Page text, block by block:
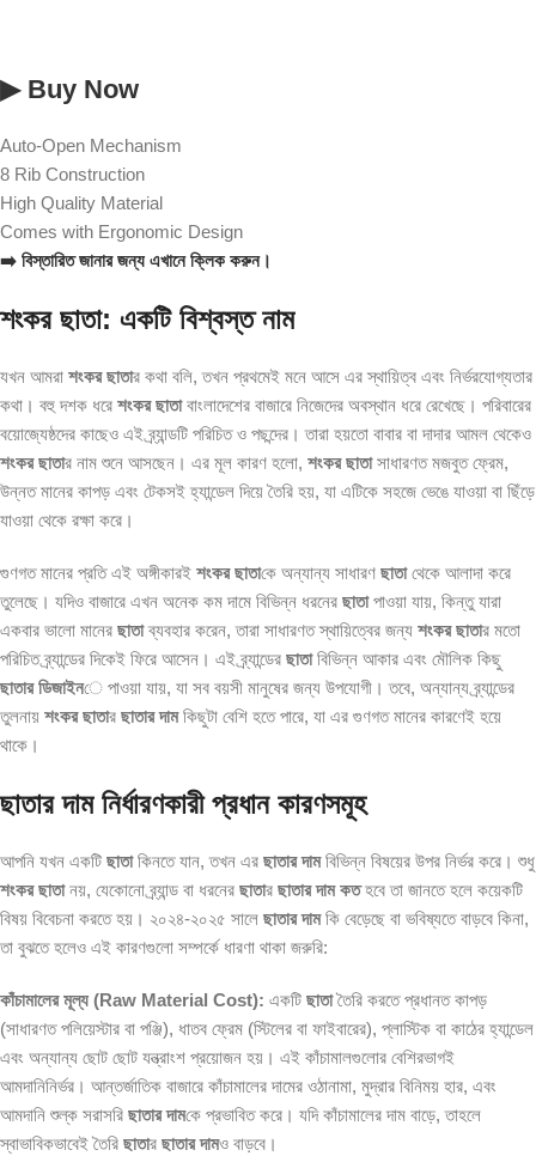
▶ Buy Now
Auto-Open Mechanism
8 Rib Construction
High Quality Material
Comes with Ergonomic Design
➡️ বিস্তারিত জানার জন্য এখানে ক্লিক করুন।
শংকর ছাতা: একটি বিশ্বস্ত নাম
যখন আমরা শংকর ছাতার কথা বলি, তখন প্রথমেই মনে আসে এর স্থায়িত্ব এবং নির্ভরযোগ্যতার
কথা। বহু দশক ধরে শংকর ছাতাবাংলাদেশের বাজারে নিজেদের অবস্থান ধরে রেখেছে। পরিবারের
বয়োজ্যেষ্ঠদের কাছেও এই ব্র্যান্ডটি পরিচিত ও পছন্দের। তারা হয়তো বাবার বা দাদার আমল থেকেও
শংকর ছাতার নাম শুনে আসছেন। এর মূল কারণ হলো, শংকর ছাতাসাধারণত মজবুত ফ্রেম,
উন্নত মানের কাপড় এবং টেকসই হ্যান্ডেল দিয়ে তৈরি হয়, যা এটিকে সহজে ভেঙে যাওয়া বা ছিঁড়ে
যাওয়া থেকে রক্ষা করে।
গুণগত মানের প্রতি এই অঙ্গীকারই শংকর ছাতাকে অন্যান্য সাধারণ ছাতাথেকে আলাদা করে
তুলেছে। যদিও বাজারে এখন অনেক কম দামে বিভিন্ন ধরনের ছাতাপাওয়া যায়, কিন্তু যারা
একবার ভালো মানের ছাতাব্যবহার করেন, তারা সাধারণত স্থায়িত্বের জন্য শংকর ছাতার মতো
পরিচিত ব্র্যান্ডের দিকেই ফিরে আসেন। এই ব্র্যান্ডের ছাতাবিভিন্ন আকার এবং মৌলিক কিছু
ছাতার ডিজাইনে পাওয়া যায়, যা সব বয়সী মানুষের জন্য উপযোগী। তবে, অন্যান্য ব্র্যান্ডের
তুলনায় শংকর ছাতার ছাতার দামকিছুটা বেশি হতে পারে, যা এর গুণগত মানের কারণেই হয়ে
থাকে।
ছাতার দাম নির্ধারণকারী প্রধান কারণসমূহ
আপনি যখন একটি ছাতাকিনতে যান, তখন এর ছাতার দামবিভিন্ন বিষয়ের উপর নির্ভর করে। শুধু
শংকর ছাতানয়, যেকোনো ব্র্যান্ড বা ধরনের ছাতার ছাতার দাম কতহবে তা জানতে হলে কয়েকটি
বিষয় বিবেচনা করতে হয়। ২০২৪-২০২৫ সালে ছাতার দামকি বেড়েছে বা ভবিষ্যতে বাড়বে কিনা,
তা বুঝতে হলেও এই কারণগুলো সম্পর্কে ধারণা থাকা জরুরি:
কাঁচামালের মূল্য (Raw Material Cost): একটি ছাতাতৈরি করতে প্রধানত কাপড়
(সাধারণত পলিয়েস্টার বা পঞ্জি), ধাতব ফ্রেম (স্টিলের বা ফাইবারের), প্লাস্টিক বা কাঠের হ্যান্ডেল
এবং অন্যান্য ছোট ছোট যন্ত্রাংশ প্রয়োজন হয়। এই কাঁচামালগুলোর বেশিরভাগই
আমদানিনির্ভর। আন্তর্জাতিক বাজারে কাঁচামালের দামের ওঠানামা, মুদ্রার বিনিময় হার, এবং
আমদানি শুল্ক সরাসরি ছাতার দামকে প্রভাবিত করে। যদি কাঁচামালের দাম বাড়ে, তাহলে
স্বাভাবিকভাবেই তৈরি ছাতার ছাতার দামও বাড়বে।